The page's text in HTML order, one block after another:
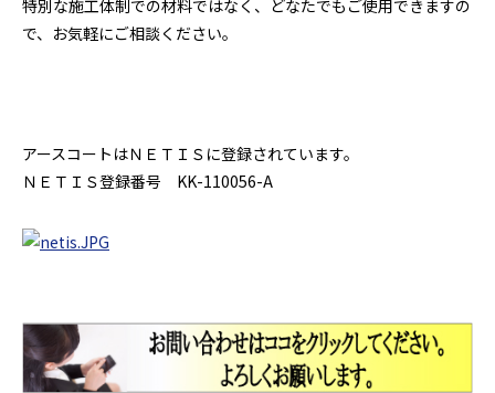
特別な施工体制での材料ではなく、どなたでもご使用できますの
で、お気軽にご相談ください。
アースコートはＮＥＴＩＳに登録されています。
ＮＥＴＩＳ登録番号 KK-110056-A